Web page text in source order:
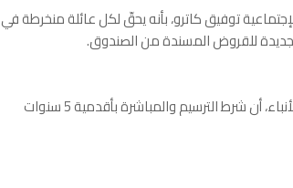
توفيق كاترو، بأنه يحقّ لكل عائلة منخرطة في
للقروض المسندة من الصندوق.
وأوضح كاترو، في حوار تلفزي بأستديو وكالة تونس افريقيا للأنباء، أن شرط الترسيم والمباشرة بأقدمية 5 سنوات